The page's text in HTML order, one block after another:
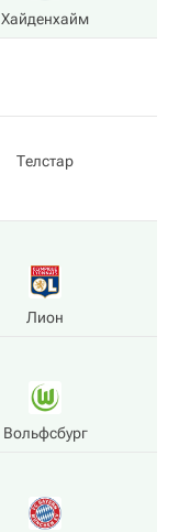
Хайденхайм
Телстар
Лион
Вольфсбург